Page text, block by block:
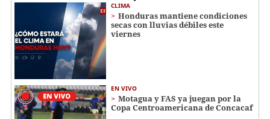
CLIMA
Honduras mantiene condiciones
secas con lluvias débiles este
viernes
EN VIVO
Motagua y FAS ya juegan por la
Copa Centroamericana de Concacaf